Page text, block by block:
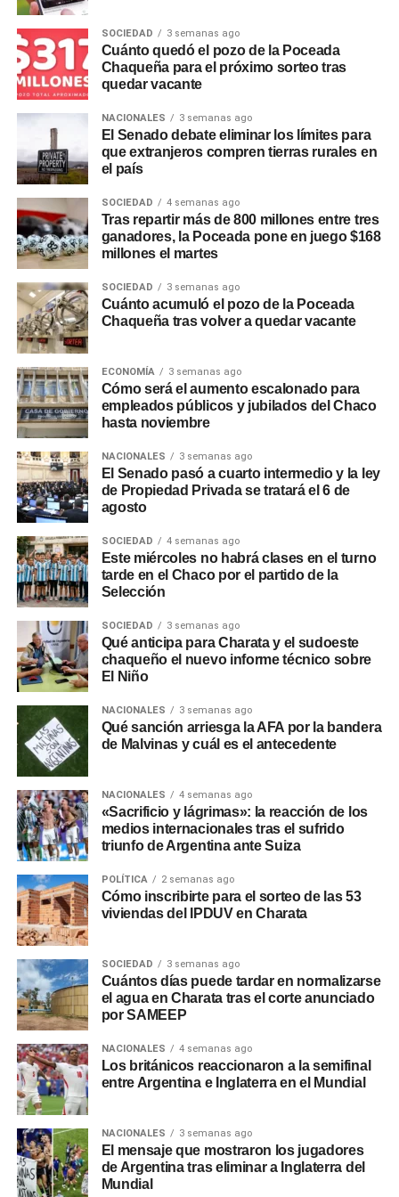
de las localidades.
El mensaje de Zamora
Ante una multitud que colmó el búnker del Frente Cívico,
espacio, integrado por radicales, peronistas y otras
fuerzas locales:«Si sumamos todos los candidatos,
esta fuerza ha obtenido el 80% de los votos»
y cerró su discurso con una frase que buscó proyección
nacional:«Santiago del Estero no se vende, la Patria
no se entrega y las Malvinas son argentinas».
SOCIEDAD 3 semanas ago
Cuánto quedó el pozo de la Poceada
Chaqueña para el próximo sorteo tras
quedar vacante
NACIONALES 3 semanas ago
El Senado debate eliminar los límites para
que extranjeros compren tierras rurales en
el país
SOCIEDAD 4 semanas ago
Tras repartir más de 800 millones entre tres
ganadores, la Poceada pone en juego $168
millones el martes
SOCIEDAD 3 semanas ago
Cuánto acumuló el pozo de la Poceada
Chaqueña tras volver a quedar vacante
ECONOMÍA 3 semanas ago
Cómo será el aumento escalonado para
empleados públicos y jubilados del Chaco
hasta noviembre
NACIONALES 3 semanas ago
El Senado pasó a cuarto intermedio y la ley
de Propiedad Privada se tratará el 6 de
agosto
SOCIEDAD 4 semanas ago
Este miércoles no habrá clases en el turno
tarde en el Chaco por el partido de la
Selección
SOCIEDAD 3 semanas ago
Qué anticipa para Charata y el sudoeste
chaqueño el nuevo informe técnico sobre
El Niño
NACIONALES 3 semanas ago
Qué sanción arriesga la AFA por la bandera
de Malvinas y cuál es el antecedente
NACIONALES 4 semanas ago
«Sacrificio y lágrimas»: la reacción de los
medios internacionales tras el sufrido
triunfo de Argentina ante Suiza
POLÍTICA 2 semanas ago
Cómo inscribirte para el sorteo de las 53
viviendas del IPDUV en Charata
SOCIEDAD 3 semanas ago
Cuántos días puede tardar en normalizarse
el agua en Charata tras el corte anunciado
por SAMEEP
NACIONALES 4 semanas ago
Los británicos reaccionaron a la semifinal
entre Argentina e Inglaterra en el Mundial
NACIONALES 3 semanas ago
El mensaje que mostraron los jugadores
de Argentina tras eliminar a Inglaterra del
Mundial